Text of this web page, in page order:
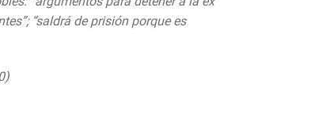
“saldrá de prisión porque es